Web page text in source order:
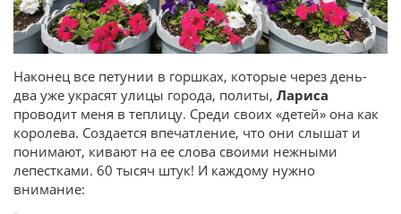
Наконец все петунии в горшках, которые через день-
два уже украсят улицы города, политы, Лариса
проводит меня в теплицу. Среди своих «детей» она как
королева. Создается впечатление, что они слышат и
понимают, кивают на ее слова своими нежными
лепестками. 60 тысяч штук! И каждому нужно
внимание: